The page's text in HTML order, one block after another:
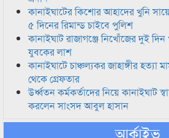
কানাইঘাটের কিশোর আহাদের খুনি
৫ দিনের রিমান্ড চাইবে পুলিশ
কানাইঘাট রাজাগঞ্জে নিখোঁজের দুই
যুবকের লাশ
কানাইঘাটে চাঞ্চল্যকর জাহাঙ্গীর হত্যা
থেকে গ্রেফতার
উর্ধ্বতন কর্মকর্তাদের নিয়ে কানাইঘাট
করলেন সাংসদ আবুল হাসান
আর্কাইভ